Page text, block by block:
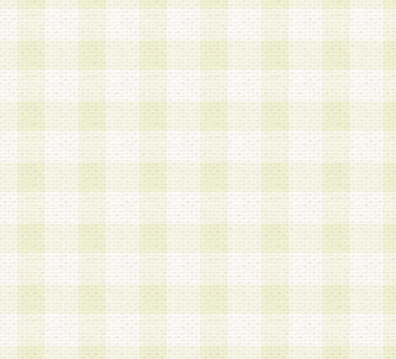
4.当社は、会員によるログインIDおよびパスワー
盗用など第三者の利用に伴う損害の発生について
き事由の有無、その他原因の如何を問わず、一切
のとします。
第5条 会員の登録情報
1.当社は、会員の登録情報に含まれる氏名・住所
アドレス等会員個人を識別できる情報を当社が別
シーポリシー
」に基づき適切に取り扱うものとし
は、当該個人情報を以下の各号に定める目的に利
す。なお、これら事項以外の目的で個人情報を利
かじめ会員の同意を得たうえで利用するものとし
a.本サービスの実施または運営
b.本サービスに係る謝礼、景品、調査サンプル品
c.会員からの電話、メール等の問い合わせなどへ
d.その他これらに付随する業務